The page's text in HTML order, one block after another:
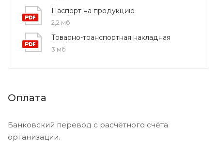
Паспорт на продукцию
2,2 мб
Товарно-транспортная накладная
3 мб
Оплата
Банковский перевод с расчётного счёта
организации.